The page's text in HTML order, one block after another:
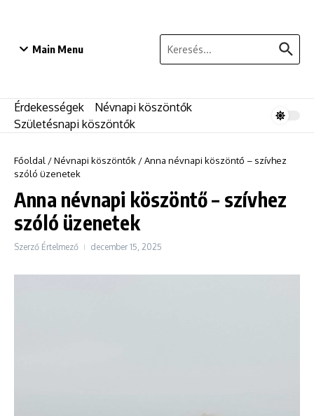
Main Menu
Keresés:
Érdekességek
Névnapi köszöntők
Születésnapi köszöntők
Főoldal /Névnapi köszöntők /Anna névnapi köszöntő – szívhez
szóló üzenetek
Anna névnapi köszöntő – szívhez
szóló üzenetek
Szerző Értelmező december 15, 2025